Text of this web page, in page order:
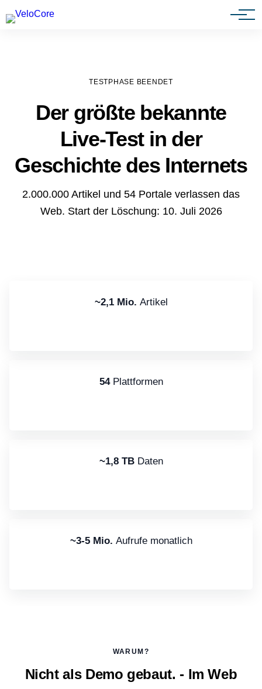
Agenturen & Webdesigner
TESTPHASE BEENDET
Der größte bekannte
Live-Test in der
Geschichte des Internets
2.000.000 Artikel und 54 Portale verlassen das
Web. Start der Löschung: 10. Juli 2026
~2,1 Mio. Artikel
54 Plattformen
~1,8 TB Daten
~3-5 Mio. Aufrufe monatlich
WARUM?
Nicht als Demo gebaut. - Im Web